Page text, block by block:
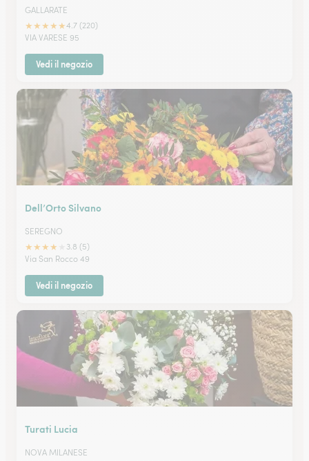
GALLARATE
★★★★★4.7 (220)
VIA VARESE 95
Vedi il negozio
Dell’Orto Silvano
SEREGNO
★★★★
3.8 (5)
Via San Rocco 49
Vedi il negozio
Turati Lucia
NOVA MILANESE